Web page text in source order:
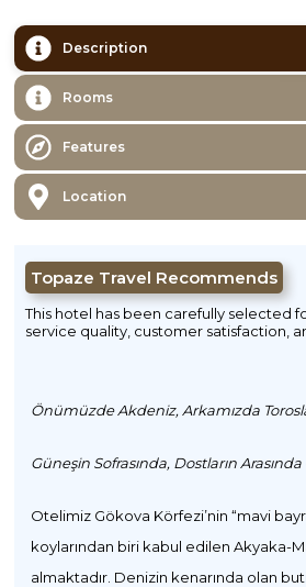
Description
Rooms
Features
Location
Topaze Travel Recommends
This hotel has been carefully selected
service quality, customer satisfaction,
Önümüzde Akdeniz, Arkamızda
Güneşin Sofrasında, Dostların
Otelimiz Gökova Körfezi’nin “mavi
koylarından biri kabul edilen Akyaka-
almaktadır. Denizin kenarında olan